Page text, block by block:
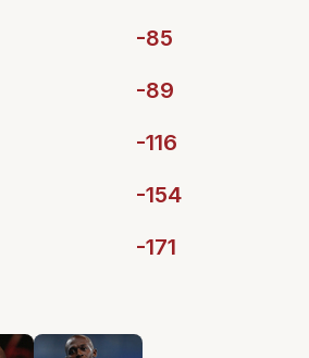
-85
-89
-116
-154
-171